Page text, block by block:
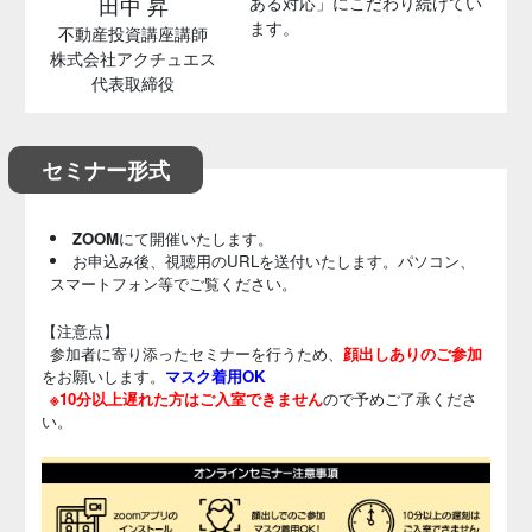
不動産投資講座講師
株式会社アクチュエス
代表取締役
ます。
セミナー形式
ZOOMにて開催いたします。
お申込み後、視聴用のURLを送付いたします。パソコン、
スマートフォン等でご覧ください。
【注意点】
参加者に寄り添ったセミナーを行うため、 顔出しありのご参加
をお願いします。 マスク着用OK
※10分以上遅れた方はご入室できませんので予めご了承くださ
い。